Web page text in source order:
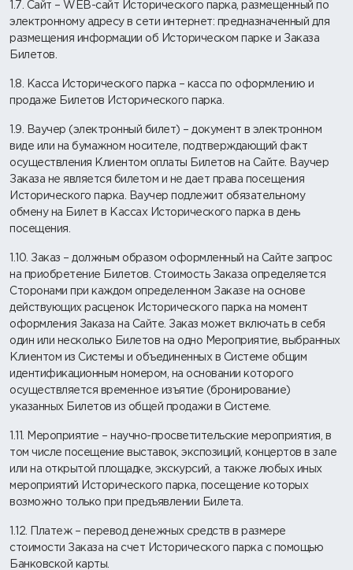
1.7. Сайт – WEB-сайт Исторического парка, размещенный по
электронному адресу в сети интернет: предназначенный для
размещения информации об Историческом парке и Заказа
Билетов.
1.8. Касса Исторического парка – касса по оформлению и
продаже Билетов Исторического парка.
1.9. Ваучер (электронный билет) – документ в электронном
виде или на бумажном носителе, подтверждающий факт
осуществления Клиентом оплаты Билетов на Сайте. Ваучер
Заказа не является билетом и не дает права посещения
Исторического парка. Ваучер подлежит обязательному
обмену на Билет в Кассах Исторического парка в день
посещения.
1.10. Заказ – должным образом оформленный на Сайте запрос
на приобретение Билетов. Стоимость Заказа определяется
Сторонами при каждом определенном Заказе на основе
действующих расценок Исторического парка на момент
оформления Заказа на Сайте. Заказ может включать в себя
один или несколько Билетов на одно Мероприятие, выбранных
Клиентом из Системы и объединенных в Системе общим
идентификационным номером, на основании которого
осуществляется временное изъятие (бронирование)
указанных Билетов из общей продажи в Системе.
1.11. Мероприятие – научно-просветительские мероприятия, в
том числе посещение выставок, экспозиций, концертов в зале
или на открытой площадке, экскурсий, а также любых иных
мероприятий Исторического парка, посещение которых
возможно только при предъявлении Билета.
1.12. Платеж – перевод денежных средств в размере
стоимости Заказа на счет Исторического парка с помощью
Банковской карты.